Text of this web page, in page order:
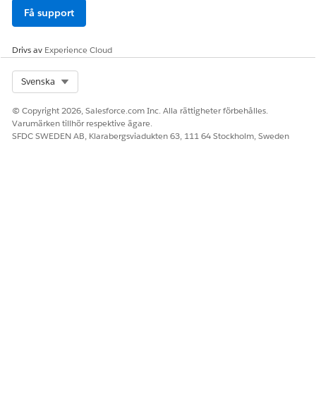
Få support
Drivs av Experience Cloud
Svenska
© Copyright 2026, Salesforce.com Inc. Alla rättigheter förbehålles.
Varumärken tillhör respektive ägare.
SFDC SWEDEN AB, Klarabergsviadukten 63, 111 64 Stockholm, Sweden